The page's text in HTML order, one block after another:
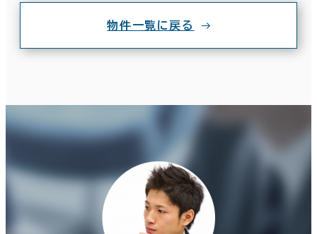
物件一覧に戻る